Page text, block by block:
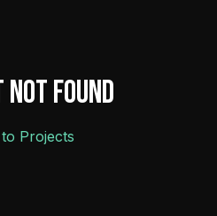
Found
Projects